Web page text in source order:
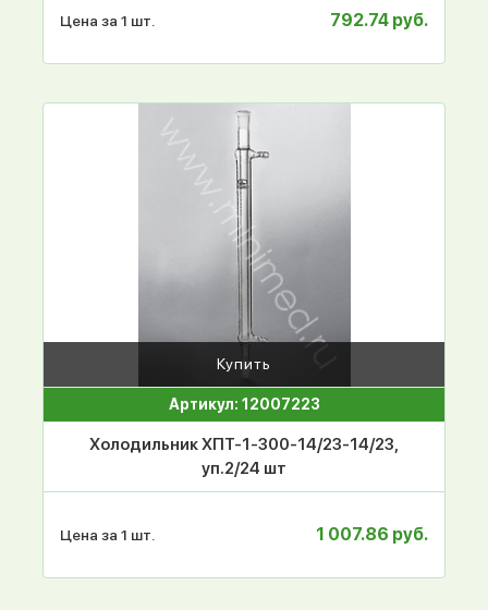
Цена за 1 шт. 792.74 руб.
Купить
Артикул: 12007223
Холодильник ХПТ-1-300-14/23-14/23,
уп.2/24 шт
Цена за 1 шт. 1 007.86 руб.